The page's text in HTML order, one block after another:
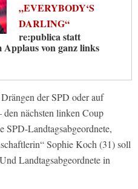
„EVERYBODY‘S
DARLING“
re:publica statt
von ganz links
der SPD oder auf
den nächsten linken Coup
SPD-Landtagsabgeordnete,
Sophie Koch (31) soll
Landtagsabgeordnete in